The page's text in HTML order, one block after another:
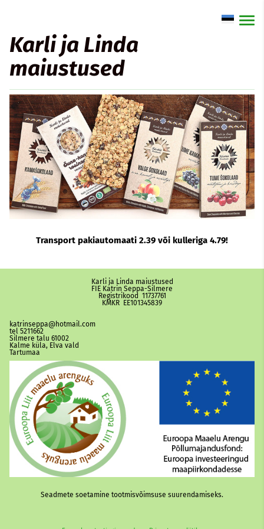
Karli ja Linda
maiustused
Transport pakiautomaati 2.39 või kulleriga 4.79!
Karli ja Linda maiustused
FIE Katrin Seppa-Silmere
Registrikood 11737761
KMKR EE101345839
katrinseppa@hotmail.com
tel 5211662
Silmere talu 61002
Kalme küla, Elva vald
Tartumaa
Seadmete soetamine tootmisvõimsuse suurendamiseks.